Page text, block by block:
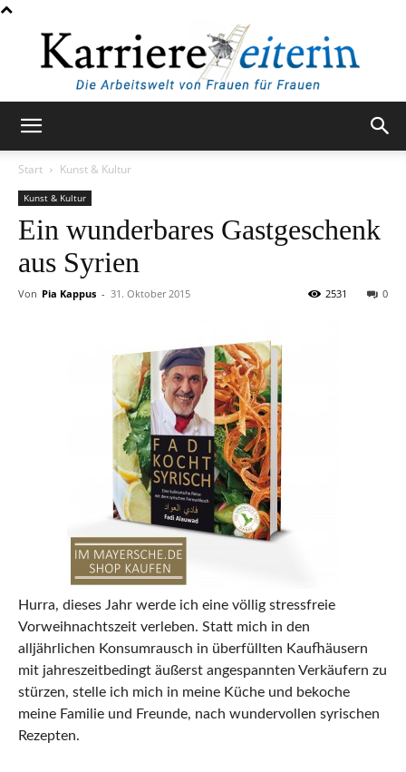
Start
Kunst & Kultur
Kunst & Kultur
Ein wunderbares Gastgeschenk
aus Syrien
Von Pia Kappus - 31. Oktober 2015 0
2531
Hurra, dieses Jahr werde ich eine völlig stressfreie
Vorweihnachtszeit verleben. Statt mich in den
alljährlichen Konsumrausch in überfüllten Kaufhäusern
mit jahreszeitbedingt äußerst angespannten Verkäufern zu
stürzen, stelle ich mich in meine Küche und bekoche
meine Familie und Freunde, nach wundervollen syrischen
Rezepten.